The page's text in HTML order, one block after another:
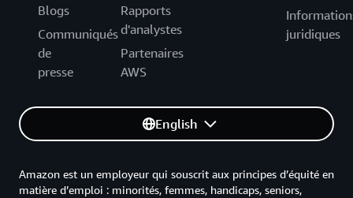
Blogs
Communiqués
de
presse
Rapports
d'analystes
Partenaires
AWS
juridiques
English
Amazon est un employeur qui souscrit aux principes d’équité en
matière d’emploi : minorités, femmes, handicaps, seniors,